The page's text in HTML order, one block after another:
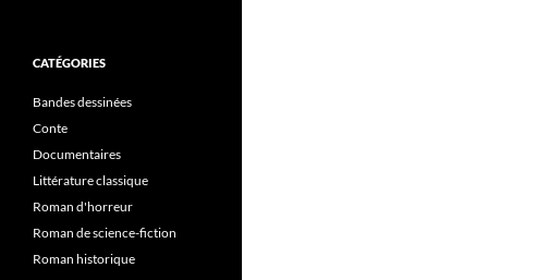
CATÉGORIES
Bandes dessinées
Conte
Documentaires
Littérature classique
Roman d'horreur
Roman de science-fiction
Roman historique